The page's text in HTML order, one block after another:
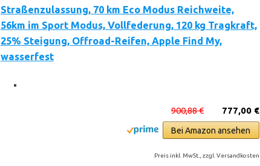
Straßenzulassung, 70 km Eco Modus Reichweite,
56km im Sport Modus, Vollfederung, 120 kg Tragkraft,
25% Steigung, Offroad-Reifen, Apple Find My,
wasserfest
777,00 €
900,88 €
Bei Amazon ansehen
Preis inkl. MwSt., zzgl. Versandkosten